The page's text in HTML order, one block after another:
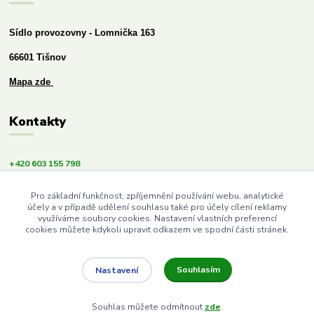
Sídlo provozovny - Lomnička 163
66601 Tišnov
Mapa zde
Kontakty
+420 603 155 798
info@budemezdravi.cz
Upravit sběr cookies.
Vytvořeno na Eshop-rychle.cz
Pro základní funkčnost, zpříjemnění používání webu, analytické
účely a v případě udělení souhlasu také pro účely cílení reklamy
využíváme soubory cookies. Nastavení vlastních preferencí
cookies můžete kdykoli upravit odkazem ve spodní části stránek.
Nastavení Souhlasím
Souhlas můžete odmítnout zde.